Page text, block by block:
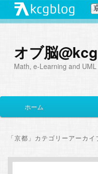
オブ脳@kcg
Math, e-Learning and
イ
メ
ン
サ
コ
ホーム
「京都 」カテゴリーアーカイ